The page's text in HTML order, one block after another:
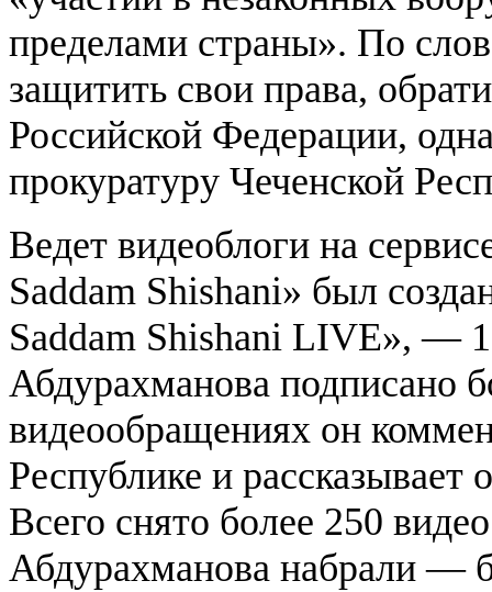
пределами страны». По
защитить свои права,
Российской Федерации,
прокуратуру Чеченской
Ведет видеоблоги на
Saddam Shishani» был
Saddam Shishani LIVE», —
Абдурахманова подписано
видеообращениях он
Республике и рассказывает
Всего снято более 250
Абдурахманова набрали —